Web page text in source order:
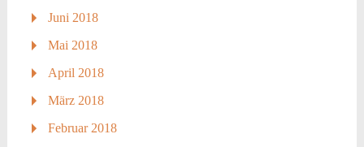
Juni 2018
Mai 2018
April 2018
März 2018
Februar 2018